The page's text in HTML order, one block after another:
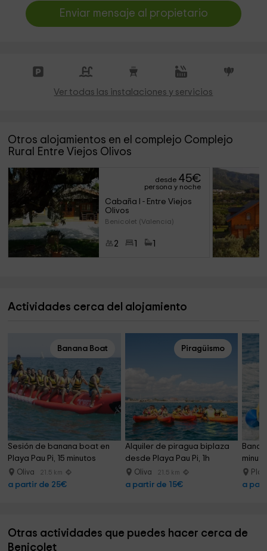
Enviar mensaje al propietario
Ver todas las instalaciones y servicios
Otros alojamientos en el complejo Complejo
Rural Entre Viejos Olivos
desde 45€
persona y noche
Cabaña I - Entre Viejos
Olivos
Benicolet (Valencia)
2
Actividades cerca del alojamiento
Banana Boat
Sesión de banana boat en
Playa Pau Pi, 15 minutos
Oliva 21.5 km
a partir de 25€
Piragüismo
Alquiler de piragua biplaza
desde Playa Pau Pi, 1h
Oliva 21.5 km
a partir de 15€ a
Otras actividades que puedes hacer cerca de
Benicolet